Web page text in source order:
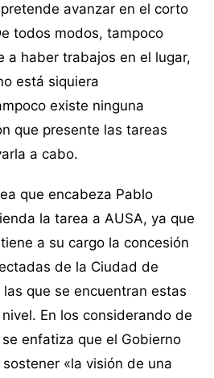
avanzar en el corto
todos modos, tampoco
a haber trabajos en el lugar,
está siquiera
existe ninguna
que presente las tareas
a cabo.
que encabeza Pablo
la tarea a AUSA, ya que
a su cargo la concesión
de la Ciudad de
que se encuentran estas
En los considerando de
enfatiza que el Gobierno
«la visión de una